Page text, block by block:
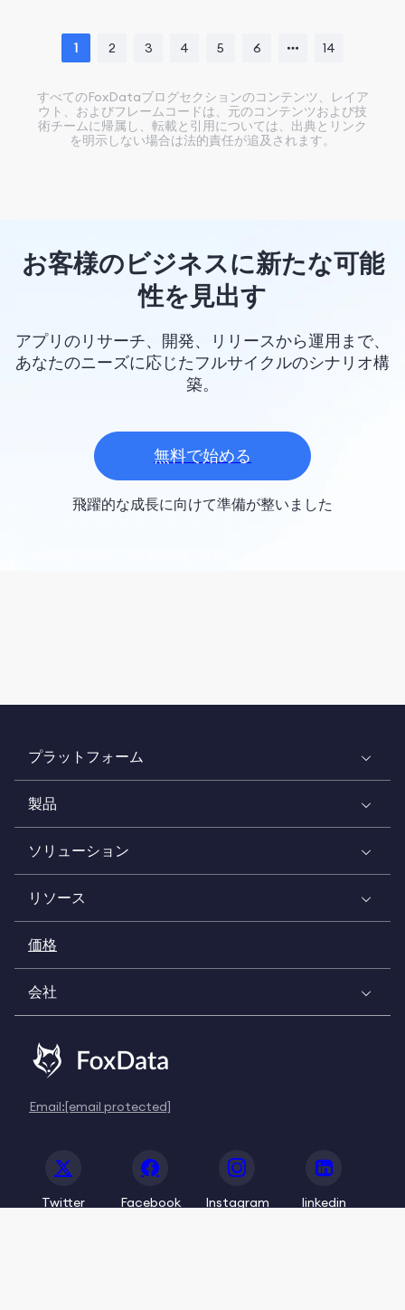
1 2 3 4 5 6 14
すべてのFoxDataブログセクションのコンテンツ、レイア
ウト、およびフレームコードは、元のコンテンツおよび技
術チームに帰属し、転載と引用については、出典とリンク
を明示しない場合は法的責任が追及されます。
お客様のビジネスに新たな可能
性を見出す
アプリのリサーチ、開発、リリースから運用まで、
あなたのニーズに応じたフルサイクルのシナリオ構
築。
無料で始める
飛躍的な成長に向けて準備が整いました
プラットフォーム
製品
ソリューション
リソース
価格
会社
Email:[email protected]
Twitter Facebook Instagram linkedin